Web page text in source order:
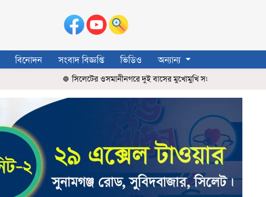
বিনোদন সংবাদ বিজ্ঞপ্তি ভিডিও অন্যান্য
সিলেটের ওসমানীনগরে দুই বাসের মুখোমুখি সংঘর্ষ: শিশুসহ নিহত ৯